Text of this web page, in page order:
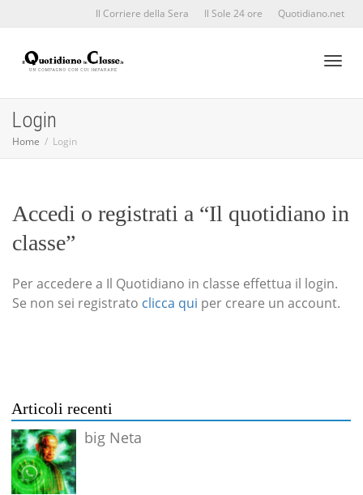
Il Corriere della Sera Il Sole 24 ore Quotidiano.net
Login
Home Login
Accedi o registrati a “Il quotidiano in
classe”
Per accedere a Il Quotidiano in classe effettua il login.
Se non sei registrato clicca qui per creare un account.
Articoli recenti
big Neta